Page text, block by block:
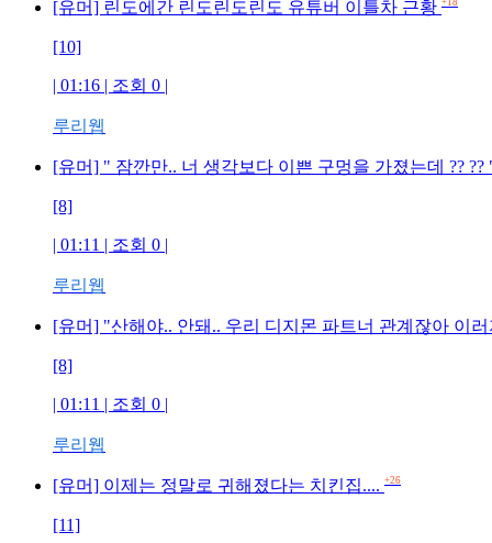
[유머] 린도에간 린도린도린도 유튜버 이틀차 근황
[10]
| 01:16 | 조회 0 |
루리웹
[유머] " 잠깐만.. 너 생각보다 이쁜 구멍을 가졌는데 ?? ??
[8]
| 01:11 | 조회 0 |
루리웹
[유머] "산해야.. 안돼.. 우리 디지몬 파트너 관계잖아 이러
[8]
| 01:11 | 조회 0 |
루리웹
[유머] 이제는 정말로 귀해졌다는 치킨집.... +26
[11]